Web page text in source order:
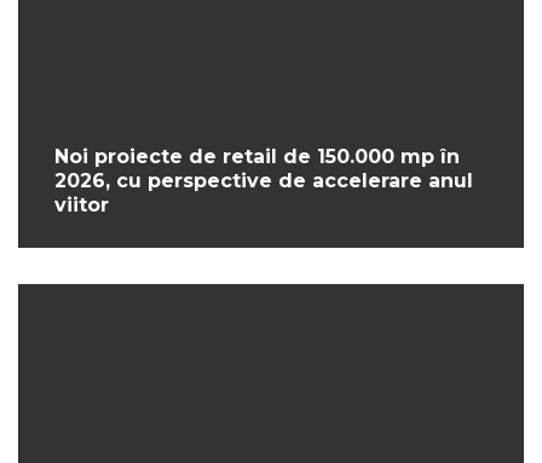
Noi proiecte de retail de 150.000 mp în
2026, cu perspective de accelerare anul
viitor